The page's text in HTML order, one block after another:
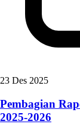
23 Des 2025
Pembagian
2025-2026